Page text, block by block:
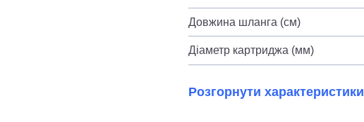
Довжина шланга (см)
Діаметр картриджа (мм)
Розгорнути характеристики